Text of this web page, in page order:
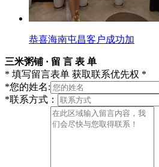
恭喜海南屯昌客户成功加
三米粥铺 · 留 言 表 单
* 填写留言表单 获取联系优先权 *
*您的姓名:
*联系方式：